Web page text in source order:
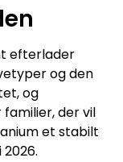
efterlader
og den
og
der vil
et stabilt